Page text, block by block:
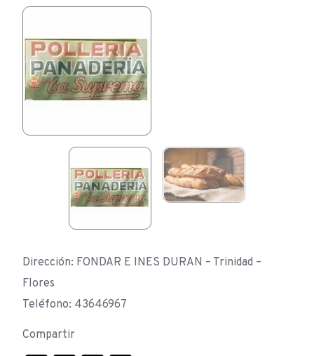
Dirección: FONDAR E INES DURAN – Trinidad –
Flores
Teléfono: 43646967
Compartir